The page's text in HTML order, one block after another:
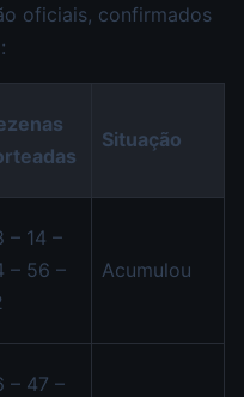
oficiais, confirmados
Situação
– 14 –
– 56 –
Acumulou
– 47 –